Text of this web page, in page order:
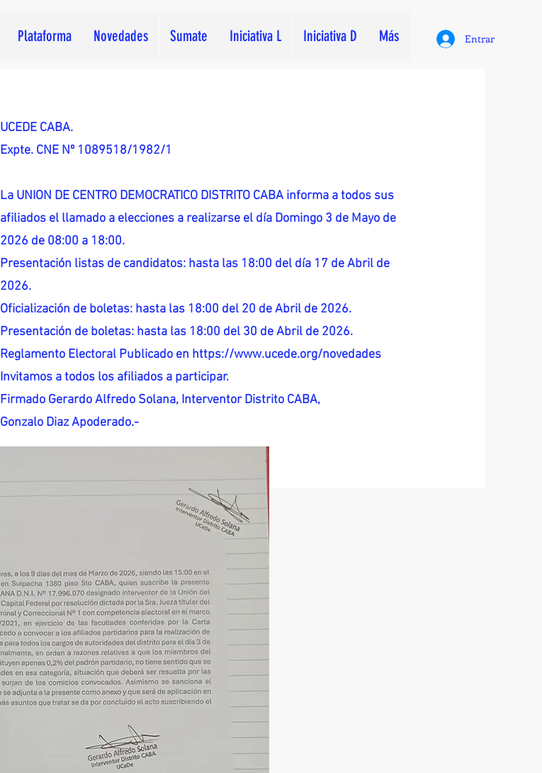
Plataforma Novedades Sumate Iniciativa L Iniciativa D Más Entrar
UCEDE CABA.
Expte. CNE Nº 1089518/1982/1
La UNION DE CENTRO DEMOCRATICO DISTRITO CABA informa a todos sus
afiliados el llamado a elecciones a realizarse el día Domingo 3 de Mayo de
2026 de 08:00 a 18:00.
Presentación listas de candidatos: hasta las 18:00 del día 17 de Abril de
2026.
Oficialización de boletas: hasta las 18:00 del 20 de Abril de 2026.
Presentación de boletas: hasta las 18:00 del 30 de Abril de 2026.
Reglamento Electoral Publicado en https://www.ucede.org/novedades
Invitamos a todos los afiliados a participar.
Firmado Gerardo Alfredo Solana, Interventor Distrito CABA,
Gonzalo Diaz Apoderado.-